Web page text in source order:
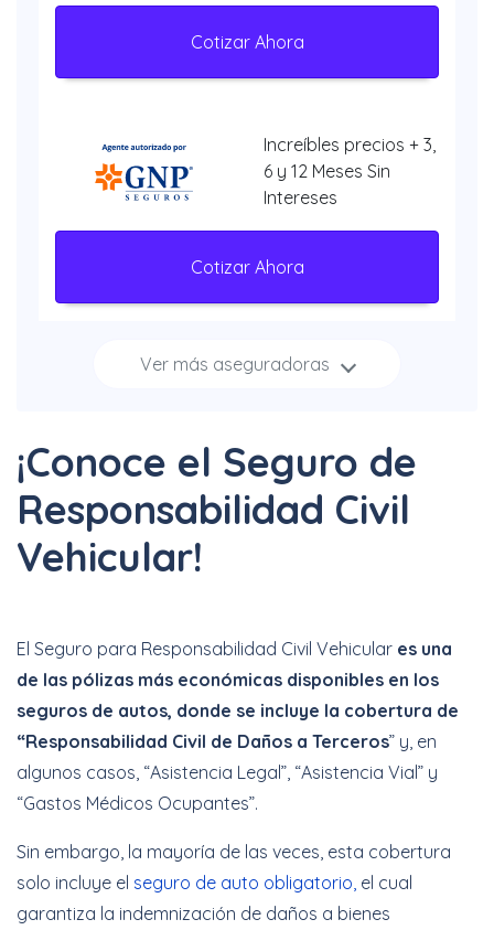
Cotizar Ahora
Increíbles precios + 3,
6 y 12 Meses Sin
Intereses
Cotizar Ahora
Increíbles
Cotizar Ahora
Cotizar Ahora
descuentos + 6 y 12
Meses Sin Intereses
Ver más aseguradoras
¡Conoce el Seguro de
Responsabilidad Civil
Vehicular!
El Seguro para Responsabilidad Civil Vehicular es una
de las pólizas más económicas disponibles en los
seguros de autos, donde se incluye la cobertura de
“Responsabilidad Civil de Daños a Terceros” y, en
algunos casos, “Asistencia Legal”, “Asistencia Vial” y
“Gastos Médicos Ocupantes”.
Sin embargo, la mayoría de las veces, esta cobertura
solo incluye el seguro de auto obligatorio, el cual
garantiza la indemnización de daños a bienes